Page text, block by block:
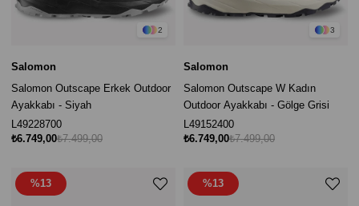
2
Salomon
Salomon Outscape Erkek Outdoor
Ayakkabı - Siyah
L49228700
₺6.749,00₺7.499,00
3
Salomon
Salomon Outscape W Kadın
Outdoor Ayakkabı - Gölge Grisi
L49152400
₺6.749,00₺7.499,00
%13 %13